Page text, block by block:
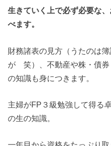
生きていく上で必ず必要な
べます。
財務諸表の見方（うたのは
が 笑）、不動産や株・債券
の知識も身につきます。
主婦がFP３級勉強して得る
の生の知識。